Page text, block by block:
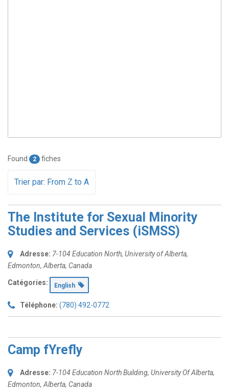
Found 2 fiches
Trier par: From Z to A
The Institute for Sexual Minority
Studies and Services (iSMSS)
Adresse: 7-104 Education North, University of Alberta,
Edmonton, Alberta, Canada
Catégories: English
Téléphone: (780) 492-0772
Camp fYrefly
Adresse: 7-104 Education North Building, University Of Alberta,
Edmonton, Alberta, Canada